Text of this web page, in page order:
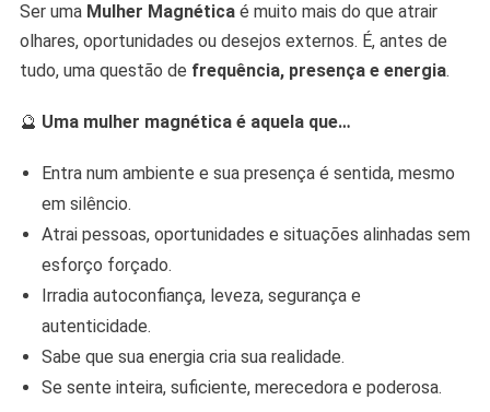
Ser uma Mulher Magnéticaé muito mais do que atrair
olhares, oportunidades ou desejos externos. É, antes de
tudo, uma questão de frequência, presença e energia.
🔮 Uma mulher magnética é aquela que…
Entra num ambiente e sua presença é sentida, mesmo
em silêncio.
Atrai pessoas, oportunidades e situações alinhadas sem
esforço forçado.
Irradia autoconfiança, leveza, segurança e
autenticidade.
Sabe que sua energia cria sua realidade.
Se sente inteira, suficiente, merecedora e poderosa.